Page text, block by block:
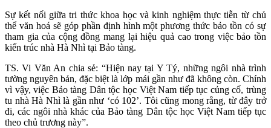
Sự kết nối giữa tri thức khoa học và kinh nghiệm thực tiễn từ chủ
thể văn hoá sẽ góp phần định hình một phương thức bảo tồn có sự
tham gia của cộng đồng mang lại hiệu quả cao trong việc bảo tồn
kiến trúc nhà Hà Nhì tại Bảo tàng.
TS. Vi Văn An chia sẻ: “Hiện nay tại Y Tý, những ngôi nhà trình
tường nguyên bản, đặc biệt là lớp mái gần như đã không còn. Chính
vì vậy, việc Bảo tàng Dân tộc học Việt Nam tiếp tục củng cố, trùng
tu nhà Hà Nhì là gần như ‘có 102’. Tôi cũng mong rằng, từ đây trở
đi, các ngôi nhà khác của Bảo tàng Dân tộc học Việt Nam tiếp tục
theo chủ trương này”.